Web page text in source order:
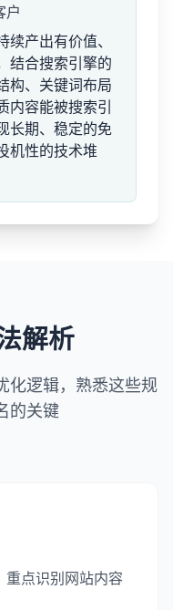
户
产出有价值、
结合搜索引擎的
构、关键词布局
内容能被搜索引
长期、稳定的免
机性的技术堆
解析
化逻辑，熟悉这些规
的关键
重点识别网站内容